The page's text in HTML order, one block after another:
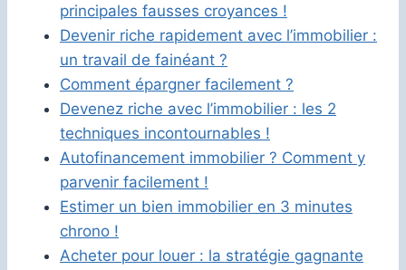
principales fausses croyances !
Devenir riche rapidement avec l’immobilier :
un travail de fainéant ?
Comment épargner facilement ?
Devenez riche avec l’immobilier : les 2
techniques incontournables !
Autofinancement immobilier ? Comment y
parvenir facilement !
Estimer un bien immobilier en 3 minutes
chrono !
Acheter pour louer : la stratégie gagnante